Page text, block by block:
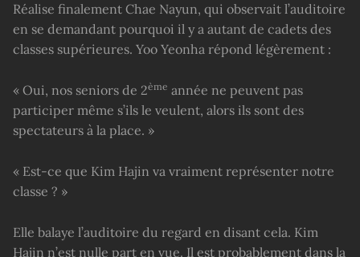
Réalise finalement Chae Nayun, qui observait l’auditoire
en se demandant pourquoi il y a autant de cadets des
classes supérieures. Yoo Yeonha répond légèrement :
« Oui, nos seniors de 2ème année ne peuvent pas
participer même s’ils le veulent, alors ils sont des
spectateurs à la place. »
« Est-ce que Kim Hajin va vraiment représenter notre
classe ? »
Elle balaye l’auditoire du regard en disant cela. Kim
Hajin n’est nulle part en vue. Il est probablement dans la